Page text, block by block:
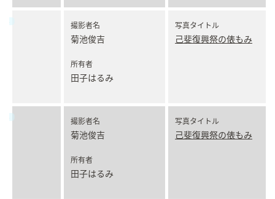
撮影者名
菊池俊吉
所有者
田子はるみ
写真タイトル
己斐復興祭の俵もみ
撮影者名
菊池俊吉
所有者
田子はるみ
写真タイトル
己斐復興祭の俵もみ